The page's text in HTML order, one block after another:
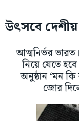
উৎসবে
আত্মনির্ভর
নিয়ে যেতে
অনুষ্ঠান ‘মন কি
জোর